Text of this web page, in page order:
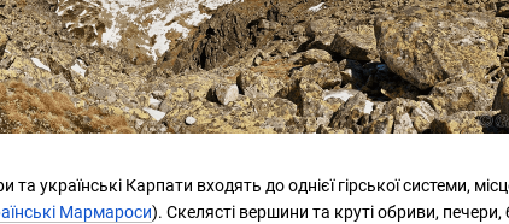
та українські Карпати входять до однієї гірської системи,
Мармароси). Скелясті вершини та круті обриви,